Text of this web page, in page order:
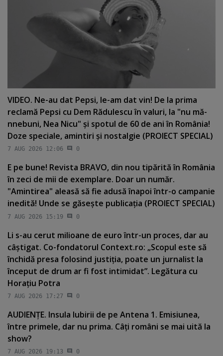
VIDEO. Ne-au dat Pepsi, le-am dat vin! De la prima
reclamă Pepsi cu Dem Rădulescu în valuri, la "nu mă-
nnebuni, Nea Nicu" şi spotul de 60 de ani în România!
Doze speciale, amintiri şi nostalgie (PROIECT SPECIAL)
7 AUG 2026 12:06 0
E pe bune! Revista BRAVO, din nou tipărită în România
în zeci de mii de exemplare. Doar un număr.
"Amintirea" aleasă să fie adusă înapoi într-o campanie
inedită! Unde se găseşte publicaţia (PROIECT SPECIAL)
7 AUG 2026 15:19 0
Li s-au cerut milioane de euro într-un proces, dar au
câştigat. Co-fondatorul Context.ro: „Scopul este să
închidă presa folosind justiţia, poate un jurnalist la
început de drum ar fi fost intimidat”. Legătura cu
Horaţiu Potra
7 AUG 2026 17:27 0
AUDIENŢE. Insula Iubirii de pe Antena 1. Emisiunea,
între primele, dar nu prima. Câţi români se mai uită la
show?
7 AUG 2026 19:13 0